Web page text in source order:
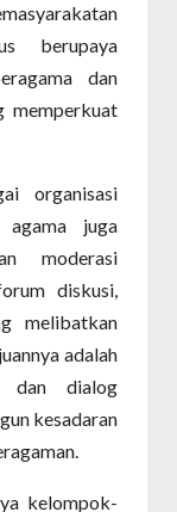
berupaya
dan
memperkuat
organisasi
juga
moderasi
diskusi,
melibatkan
adalah
dan dialog
kesadaran
kelompok-